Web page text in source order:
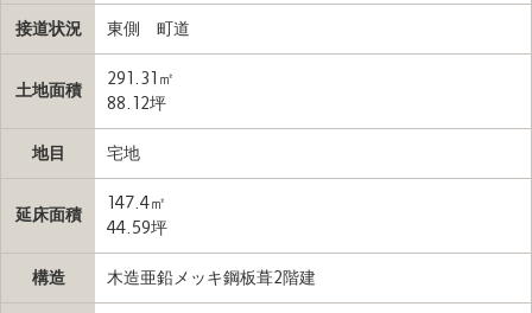
接道状況 東側 町道
土地面積
291.31㎡
88.12坪
地目 宅地
延床面積
147.4㎡
44.59坪
構造 木造亜鉛メッキ鋼板葺2階建